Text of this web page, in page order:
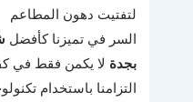
لتفتيت دهون المطاعم
السر في تميزنا كأفضل
بجدة لا يكمن فقط في
التزامنا باستخدام